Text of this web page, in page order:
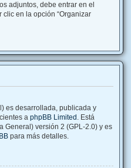
adjuntos, debe entrar en el
clic en la opción “Organizar
es desarrollada, publicada y
a phpBB Limited . Está
General) versión 2 (GPL-2.0) y es
para más detalles.